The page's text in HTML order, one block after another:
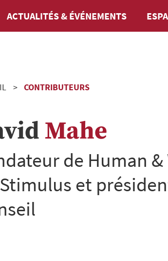
ACTUALITÉS & ÉVÉNEMENTS
CONTRIBUTEURS
Mahe
de Human
et